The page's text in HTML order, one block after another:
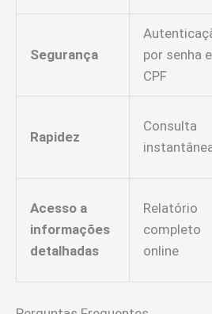
Segurança
por senha e
CPF
Rapidez
Consulta
Acesso a
informações
detalhadas
Relatório
completo
online